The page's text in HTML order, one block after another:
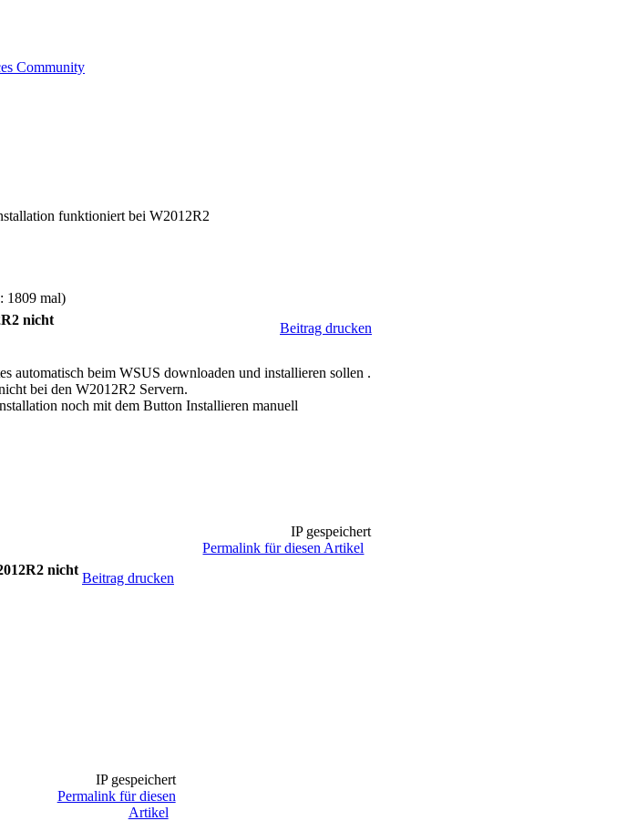
funktioniert bei W2012R2
1809 mal)
nicht
Beitrag drucken
automatisch beim WSUS downloaden und installieren sollen .
bei den W2012R2 Servern.
noch mit dem Button Installieren manuell
IP gespeichert
Permalink für diesen Artikel
nicht
Beitrag drucken
IP gespeichert
Permalink für diesen
Artikel